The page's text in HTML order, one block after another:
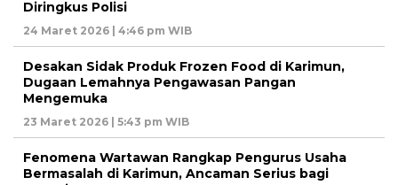
Diringkus Polisi
24 Maret 2026 | 4:46 pm WIB
Desakan Sidak Produk Frozen Food di Karimun,
Dugaan Lemahnya Pengawasan Pangan
Mengemuka
23 Maret 2026 | 5:43 pm WIB
Fenomena Wartawan Rangkap Pengurus Usaha
Bermasalah di Karimun, Ancaman Serius bagi